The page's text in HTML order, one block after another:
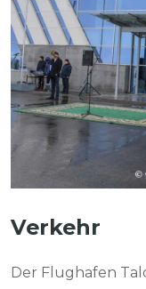
Verkehr
Der Flughafen